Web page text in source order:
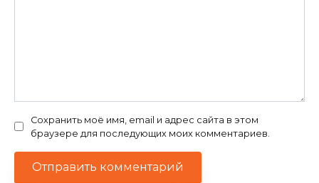
Сохранить моё имя, email и адрес сайта в этом
браузере для последующих моих комментариев.